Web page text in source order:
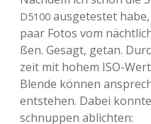
D5100 aus­ge­tes­tet
paar Fotos vom
ßen. Gesagt, getan.
zeit mit hohem ISO-
Blende können
ent­ste­hen. Dabei
schnup­pen ablichten: